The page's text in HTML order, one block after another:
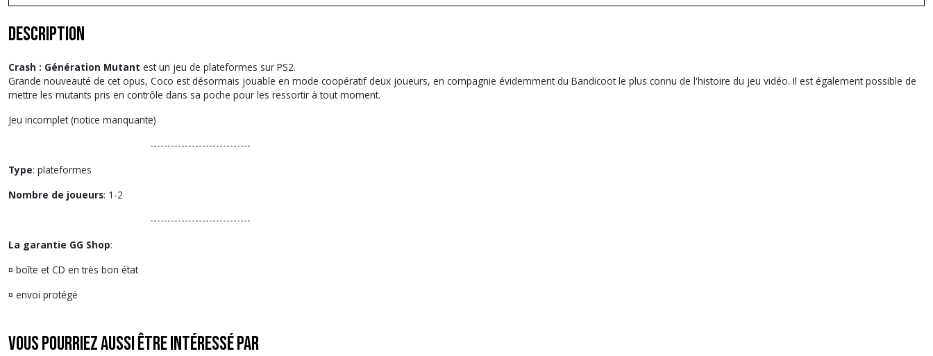
Description
Crash : Génération Mutant est un jeu de plateformes sur PS2.
Grande nouveauté de cet opus, Coco est désormais jouable en mode coopératif deux joueurs, en compagnie évidemment du Bandicoot le plus connu de l'histoire du jeu vidéo. Il est également possible de
mettre les mutants pris en contrôle dans sa poche pour les ressortir à tout moment.
Jeu incomplet (notice manquante)
-----------------------------
Type: plateformes
Nombre de joueurs: 1-2
-----------------------------
La garantie GG Shop:
¤ boîte et CD en très bon état
¤ envoi protégé
Vous pourriez aussi être intéressé par